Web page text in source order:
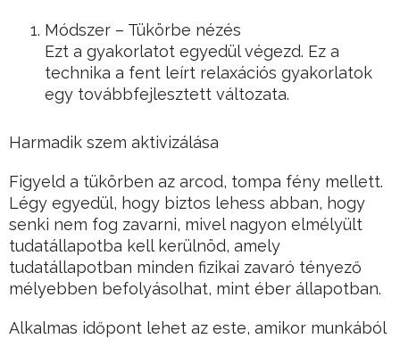
Módszer – Tükörbe nézés
Ezt a gyakorlatot egyedül végezd. Ez a
technika a fent leírt relaxációs gyakorlatok
egy továbbfejlesztett változata.
Harmadik szem aktivizálása
Figyeld a tükörben az arcod, tompa fény mellett.
Légy egyedül, hogy biztos lehess abban, hogy
senki nem fog zavarni, mivel nagyon elmélyült
tudatállapotba kell kerülnöd, amely
tudatállapotban minden fizikai zavaró tényező
mélyebben befolyásolhat, mint éber állapotban.
Alkalmas időpont lehet az este, amikor munkából